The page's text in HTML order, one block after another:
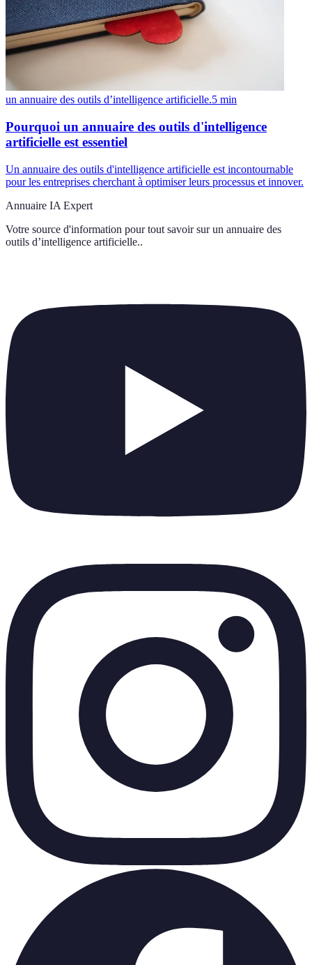
un annuaire des outils d’intelligence artificielle.5 min
Pourquoi un annuaire des outils d'intelligence
artificielle est essentiel
Un annuaire des outils d'intelligence artificielle est incontournable
pour les entreprises cherchant à optimiser leurs processus et innover.
Annuaire IA Expert
Votre source d'information pour tout savoir sur un annuaire des
outils d’intelligence artificielle..